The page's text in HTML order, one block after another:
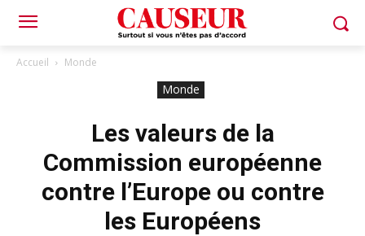
Accueil Monde
Monde
Les valeurs de la
Commission européenne
contre l’Europe ou contre
les Européens